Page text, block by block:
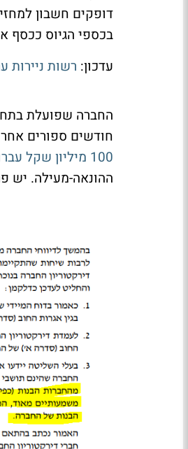
דופקים חשבון
בכספי הגיוס ככסף
עדכון: רשות
חודשים ספורים אחרי ההנפקה נודע ש-100 מיליון
100 מיליון שקל עברו לבעלי השליטה ולא חזרו: קוראים לזה הונאה
ההונאה-מעילה. יש